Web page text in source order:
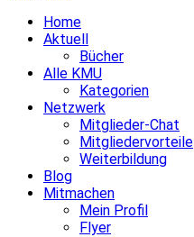
Home
Aktuell
Bücher
Alle KMU
Kategorien
Netzwerk
Mitglieder-Chat
Mitgliedervorteile
Weiterbildung
Blog
Mitmachen
Mein Profil
Flyer